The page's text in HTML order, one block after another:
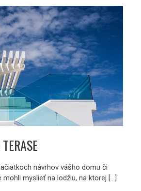
návrhov vášho domu či
myslieť na lodžiu, na ktorej […]